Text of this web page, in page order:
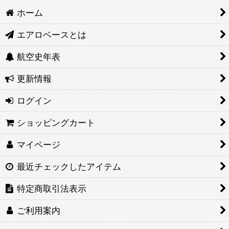
ホーム
エアロベースとは
航空史年表
更新情報
ログイン
ショッピングカート
マイページ
最近チェックしたアイテム
特定商取引法表示
ご利用案内